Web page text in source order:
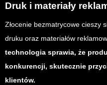
Druk i materiały
Złocenie bezmatrycowe cieszy
druku oraz materiałów
technologia sprawia, że
konkurencji, skutecznie
klientów.